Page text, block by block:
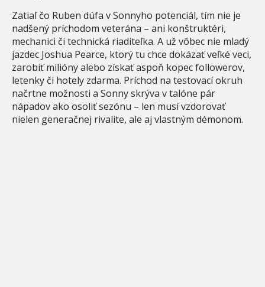
Zatiaľ čo Ruben dúfa v Sonnyho potenciál, tím nie je
nadšený príchodom veterána – ani konštruktéri,
mechanici či technická riaditeľka. A už vôbec nie mladý
jazdec Joshua Pearce, ktorý tu chce dokázať veľké veci,
zarobiť milióny alebo získať aspoň kopec followerov,
letenky či hotely zdarma. Príchod na testovací okruh
načrtne možnosti a Sonny skrýva v talóne pár
nápadov ako osoliť sezónu – len musí vzdorovať
nielen generačnej rivalite, ale aj vlastným démonom.